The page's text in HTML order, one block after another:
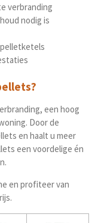
verbranding
nodig is
een hoog
Door de
en haalt u meer
een voordelige én
en profiteer van